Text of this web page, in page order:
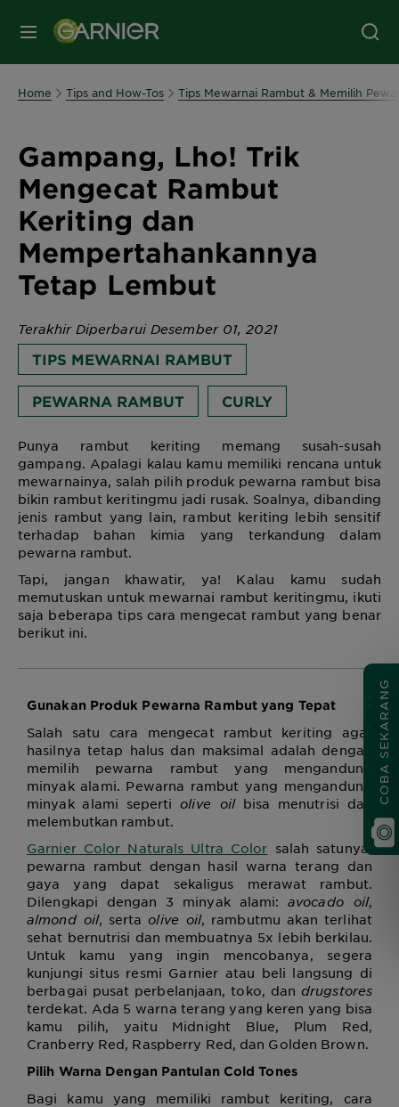
MENU
Home Tips and How-Tos Tips Mewarnai Rambut & Memilih
Gampang, Lho! Trik
Mengecat Rambut
Keriting dan
Mempertahankannya
Tetap Lembut
Terakhir Diperbarui Desember 01, 2021
TIPS MEWARNAI RAMBUT
PEWARNA RAMBUT CURLY
Punya rambut keriting memang susah-susah
gampang. Apalagi kalau kamu memiliki rencana untuk
mewarnainya, salah pilih produk pewarna rambut bisa
bikin rambut keritingmu jadi rusak. Soalnya, dibanding
jenis rambut yang lain, rambut keriting lebih sensitif
terhadap bahan kimia yang terkandung dalam
pewarna rambut.
Tapi, jangan khawatir, ya! Kalau kamu sudah
memutuskan untuk mewarnai rambut keritingmu, ikuti
saja beberapa tips cara mengecat rambut yang benar
berikut ini.
Gunakan Produk Pewarna Rambut yang Tepat
Salah satu cara mengecat rambut keriting agar
hasilnya tetap halus dan maksimal adalah dengan
memilih pewarna rambut yang mengandung
minyak alami. Pewarna rambut yang mengandung
minyak alami sepertiolive oilbisa menutrisi dan
melembutkan rambut.
Garnier Color Naturals Ultra Color salah satunya,
pewarna rambut dengan hasil warna terang dan
gaya yang dapat sekaligus merawat rambut.
Dilengkapi dengan 3 minyak alami:avocado oil,
almond oil, sertaolive oil, rambutmu akan terlihat
sehat bernutrisi dan membuatnya 5x lebih berkilau.
Untuk kamu yang ingin mencobanya, segera
kunjungi situs resmi Garnier atau beli langsung di
berbagai pusat perbelanjaan, toko, dan drugstores
terdekat. Ada 5 warna terang yang keren yang bisa
kamu pilih, yaitu Midnight Blue, Plum Red,
Cranberry Red, Raspberry Red, dan Golden Brown.
Pilih Warna Dengan Pantulan Cold Tones
Bagi kamu yang memiliki rambut keriting, cara
COBA SEKARANG